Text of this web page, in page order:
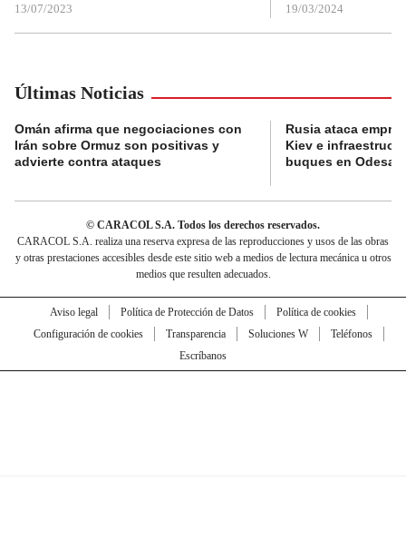
13/07/2023 19/03/2024
Últimas Noticias
Omán afirma que negociaciones con
Irán sobre Ormuz son positivas y
advierte contra ataques
Rusia ataca
Kiev e
buques en Odesa
© CARACOL S.A. Todos los derechos reservados.
CARACOL S.A. realiza una reserva expresa de las reproducciones y usos de las obras
y otras prestaciones accesibles desde este sitio web a medios de lectura mecánica u otros
medios que resulten adecuados.
Aviso legal Política de Protección de Datos
Política de cookies
Configuración de cookies
Transparencia Soluciones W
Teléfonos
Escríbanos